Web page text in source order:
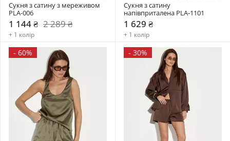
Сукня з сатину з мереживом
PLA-006
1 144 ₴ 2 289 ₴
+ 1 колір
Сукня з сатину
напівприталена PLA-1101
1 629 ₴
+ 1 колір
- 60% - 30%